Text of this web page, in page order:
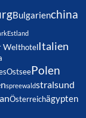
Bulgarienchina
Estland
Welthotel Italien
OstseePolen
spreewaldstralsund
Österreichägypten